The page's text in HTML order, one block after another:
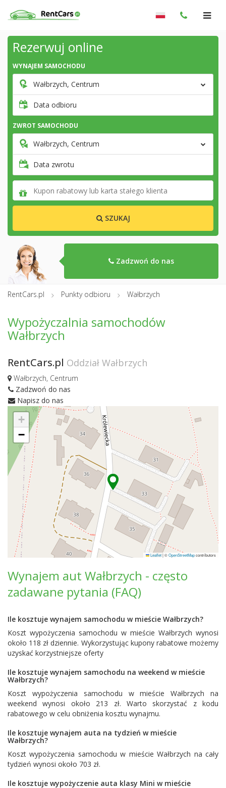
Rezerwuj online
WYNAJEM SAMOCHODU
Wałbrzych, Centrum
Data odbioru
ZWROT SAMOCHODU
Wałbrzych, Centrum
Data zwrotu
SZUKAJ
Zadzwoń do nas
RentCars.pl Punkty odbioru Wałbrzych
Wypożyczalnia samochodów
Wałbrzych
RentCars.pl Oddział Wałbrzych
Wałbrzych, Centrum
Zadzwoń do nas
Napisz do nas
+
−
Leaflet|©OpenStreetMapcontributors
Wynajem aut Wałbrzych - często
zadawane pytania (FAQ)
Ile kosztuje wynajem samochodu w mieście Wałbrzych?
Koszt wypożyczenia samochodu w mieście Wałbrzych wynosi
około 118 zł dziennie. Wykorzystując kupony rabatowe możemy
uzyskać korzystniejsze oferty
Ile kosztuje wynajem samochodu na weekend w mieście
Wałbrzych?
Koszt wypożyczenia samochodu w mieście Wałbrzych na
weekend wynosi około 213 zł. Warto skorzystać z kodu
rabatowego w celu obniżenia kosztu wynajmu.
Ile kosztuje wynajem auta na tydzień w mieście
Wałbrzych?
Koszt wypożyczenia samochodu w mieście Wałbrzych na cały
tydzień wynosi około 703 zł.
Ile kosztuje wypożyczenie auta klasy Mini w mieście